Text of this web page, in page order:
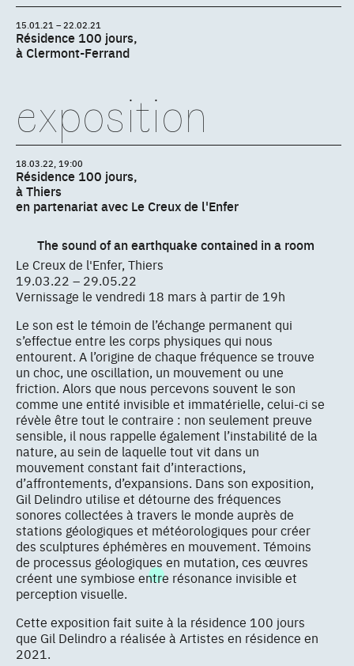
15.01.21 – 22.02.21
Résidence 100 jours,
à Clermont-Ferrand
exposition
18.03.22, 19:00
Résidence 100 jours,
à Thiers
en partenariat avec Le Creux de l'Enfer
The sound of an earthquake contained in a room
Le Creux de l'Enfer, Thiers
19.03.22 – 29.05.22
Vernissage le vendredi 18 mars à partir de 19h
Le son est le témoin de l’échange permanent qui
s’effectue entre les corps physiques qui nous
entourent. A l’origine de chaque fréquence se trouve
un choc, une oscillation, un mouvement ou une
friction. Alors que nous percevons souvent le son
comme une entité invisible et immatérielle, celui-ci se
révèle être tout le contraire : non seulement preuve
sensible, il nous rappelle également l’instabilité de la
nature, au sein de laquelle tout vit dans un
mouvement constant fait d’interactions,
d’affrontements, d’expansions. Dans son exposition,
Gil Delindro utilise et détourne des fréquences
sonores collectées à travers le monde auprès de
stations géologiques et météorologiques pour créer
des sculptures éphémères en mouvement. Témoins
de processus géologiques en mutation, ces œuvres
créent une symbiose entre résonance invisible et
perception visuelle.
Cette exposition fait suite à la résidence 100 jours
que Gil Delindro a réalisée à Artistes en résidence en
2021.